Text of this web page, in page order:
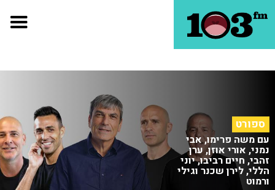
ספורט
עם משה פרימו, אבי
נמני, אורי אוזן, ערן
זהבי, חיים רביבו, יוני
הללי, לירן שכנר וגילי
ורמוט